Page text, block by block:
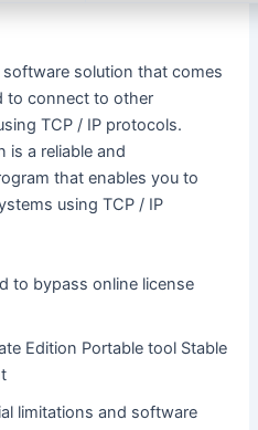
solution that comes
to connect to other
TCP / IP protocols.
is a reliable and
that enables you to
using TCP / IP
to bypass online license
Edition Portable tool Stable
limitations and software